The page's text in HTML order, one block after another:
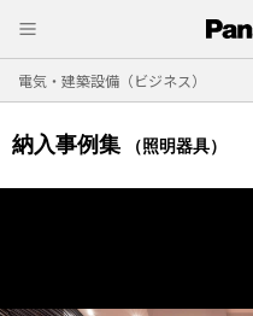
電気・建築設備（ビジネス）
納入事例集 （照明器具）